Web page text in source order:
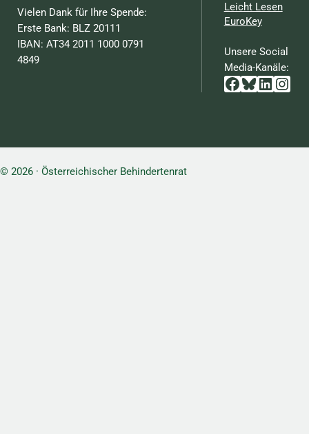
Vielen Dank für Ihre Spende:
Erste Bank: BLZ 20111
IBAN: AT34 2011 1000 0791
4849
Leicht Lesen
EuroKey
Unsere Social
Media-Kanäle:
Facebook
Bluesky
© 2026 · Österreichischer Behindertenrat